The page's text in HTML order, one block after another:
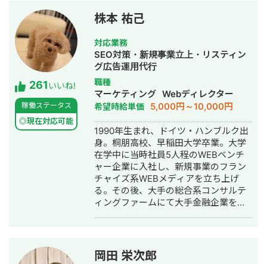
261いいね!
稼働ステータス
◎現在対応可能
株本 祐己
対応業務
SEO対策・新規事業立上・リスティン
グ広告運用代行
職種
マーケティング Webディレクター
希望時給単価 5,000円～10,000円
1990年生まれ、ドイツ・ハンブルク出
身。桐朋高校、早稲田大学卒業。大学
在学中に当時社員5人程のWEBベンチ
ャー企業に入社し、新規事業のフラン
チャイズ系WEBメディアを立ち上げ
る。その後、大手の総合系コンサルテ
ィングファームにて大手金融企業を顧
岡田 栄次郎